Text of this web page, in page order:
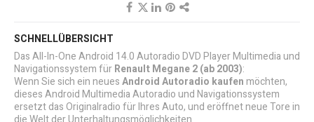
SCHNELLÜBERSICHT
Das All-In-One Android 14.0 Autoradio DVD Player Multimedia und
Navigationssystem fürRenault Megane 2(ab 2003):
Wenn Sie sich ein neuesAndroid Autoradio kaufenmöchten,
dieses Android Multimedia Autoradio und Navigationssystem
ersetzt das Originalradio für Ihres Auto, und eröffnet neue Tore in